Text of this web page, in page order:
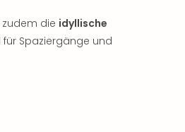
die idyllische
für Spaziergänge und